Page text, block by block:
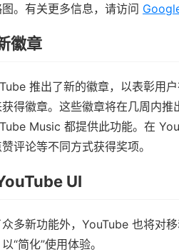
。有关更多信息，请访问
徽章
推出了新的徽章，以表彰用
得徽章。这些徽章将在几周内推
Music 都提供此功能。在
评论等不同方式获得奖项。
UI
众多新功能外，YouTube 也将对
“简化”使用体验。